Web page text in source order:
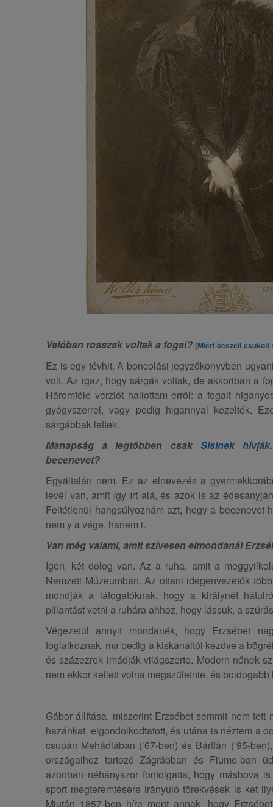
Valóban rosszak voltak a fogai? (Miért beszélt csukott
Ez is egy tévhit. A boncolási jegyzőkönyvben
volt. Az igaz, hogy sárgák voltak, de akkoriban a
Háromféle verziót hallottam erről: a fogait
gyógyszerrel, vagy pedig higannyal kezelték.
sárgábbak lettek.
Manapság a legtöbben csak Sisinek hívják
becenevet?
Egyáltalán nem. Ez az elnevezés a
levél van, amit így írt alá, és azok is az
Feltétlenül hangsúlyoznám azt, hogy a becenevet
nem y a vége, hanem i.
Van még valami, amit szívesen elmondanál
Igen, két dolog van. Az a ruha, amit a
Nemzeti Múzeumban. Az ottani idegenvezetők
mondják a látogatóknak, hogy a királynét
pillantást vetni a ruhára ahhoz, hogy lássuk, a
Végezetül annyit mondanék, hogy Erzsébet
foglalkoznak, ma pedig a kiskanáltól kezdve a
és százezrek imádják világszerte. Modern nőnek
nem ekkor kellett volna megszületnie, és boldogabb
Gábor állítása, miszerint Erzsébet semmit nem tett
hazánkat, elgondolkodtatott, és utána is néztem a
csupán Mehádiában (’67-ben) és Bártfán (’95-
országaihoz tartozó Zágrábban és Fiume-ban
azonban néhányszor fontolgatta, hogy máshova
sport megteremtésére irányuló törekvések is két
Miután 1857-ben híre ment annak, hogy